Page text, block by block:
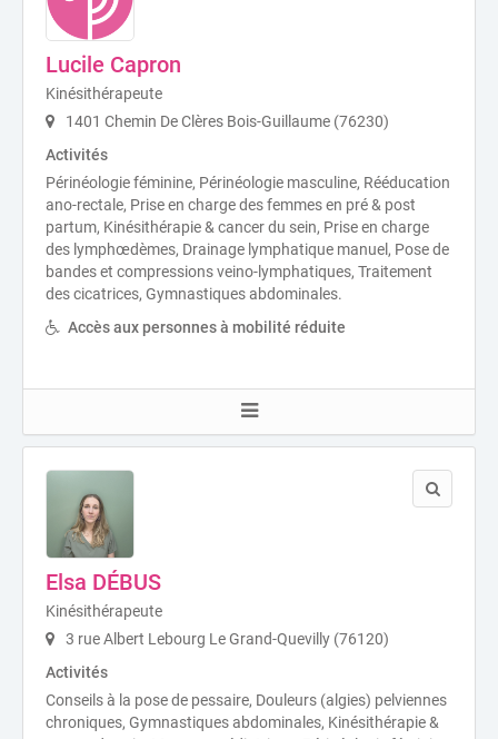
Lucile Capron
Kinésithérapeute
1401 Chemin De Clères Bois-Guillaume (76230)
Activités
Périnéologie féminine, Périnéologie masculine, Rééducation
ano-rectale, Prise en charge des femmes en pré & post
partum, Kinésithérapie & cancer du sein, Prise en charge
des lymphœdèmes, Drainage lymphatique manuel, Pose de
bandes et compressions veino-lymphatiques, Traitement
des cicatrices, Gymnastiques abdominales.
Accès aux personnes à mobilité réduite
Elsa DÉBUS
Kinésithérapeute
3 rue Albert Lebourg Le Grand-Quevilly (76120)
Activités
Conseils à la pose de pessaire, Douleurs (algies) pelviennes
chroniques, Gymnastiques abdominales, Kinésithérapie &